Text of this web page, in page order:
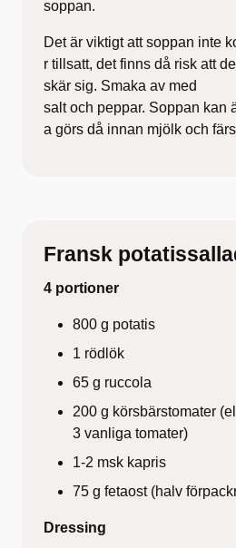
soppan.
Det är viktigt att soppan inte
r tillsatt, det finns då risk att
skär sig. Smaka av med
salt och peppar. Soppan kan
a görs då innan mjölk och
Fransk
4 portioner
800 g potatis
1 rödlök
65 g ruccola
200 g körsbärstomater
3 vanliga tomater)
1-2 msk kapris
75 g fetaost (halv
Dressing